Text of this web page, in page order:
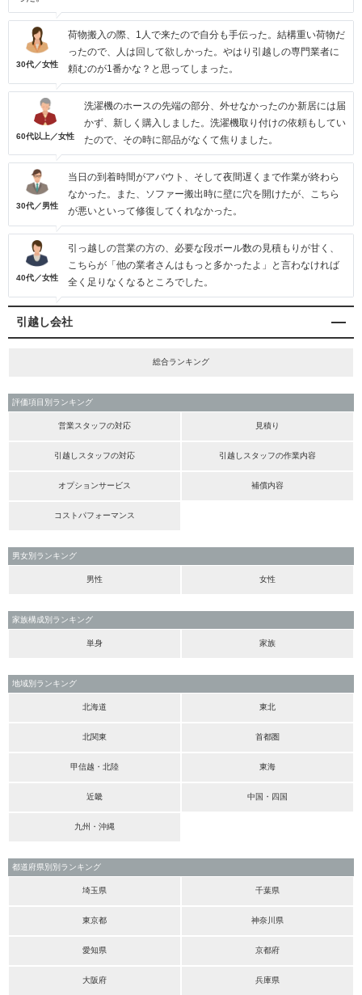
30代／女性
荷物搬入の際、1人で来たので自分も手伝った。結構重い荷物だ
ったので、人は回して欲しかった。やはり引越しの専門業者に
頼むのが1番かな？と思ってしまった。
60代以上／女性
洗濯機のホースの先端の部分、外せなかったのか新居には届
かず、新しく購入しました。洗濯機取り付けの依頼もしてい
たので、その時に部品がなくて焦りました。
30代／男性
当日の到着時間がアバウト、そして夜間遅くまで作業が終わら
なかった。また、ソファー搬出時に壁に穴を開けたが、こちら
が悪いといって修復してくれなかった。
40代／女性
引っ越しの営業の方の、必要な段ボール数の見積もりが甘く、
こちらが「他の業者さんはもっと多かったよ」と言わなければ
全く足りなくなるところでした。
引越し会社
総合ランキング
評価項目別ランキング
営業スタッフの対応 見積り
引越しスタッフの対応 引越しスタッフの作業内容
オプションサービス 補償内容
コストパフォーマンス
男女別ランキング
男性 女性
家族構成別ランキング
単身 家族
地域別ランキング
北海道 東北
北関東 首都圏
甲信越・北陸 東海
近畿 中国・四国
九州・沖縄
都道府県別別ランキング
埼玉県 千葉県
東京都 神奈川県
愛知県 京都府
大阪府 兵庫県